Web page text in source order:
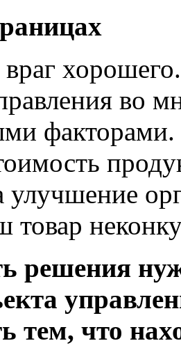
во
факторами.
улучшение
товар
решения
тем, что